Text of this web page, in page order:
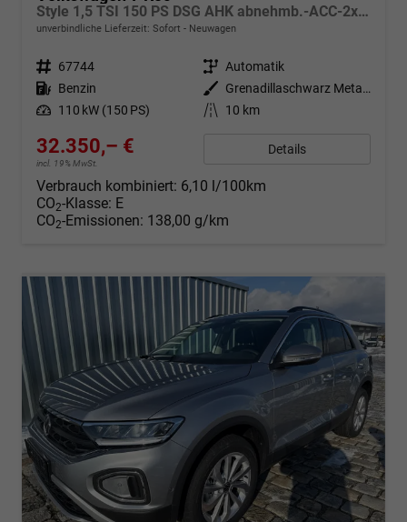
Style 1,5 TSI 150 PS DSG AHK abnehmb.-ACC-2xPDC & Kamera Parklenkass.-LED-KESSY-Klima 2-Zonen-Winterpaket-17 "Alu-sofort verfügbar
unverbindliche Lieferzeit: Sofort Neuwagen
Fahrzeugnr. 67744 Getriebe Automatik
Kraftstoff Benzin Außenfarbe
Grenadillaschwarz Metallic
Leistung 110 kW (150 PS) Kilometerstand 10 km
32.350,– €
incl. 19% MwSt.
Details
Verbrauch kombiniert: 6,10 l/100km
CO2-Klasse: E
CO2-Emissionen: 138,00 g/km